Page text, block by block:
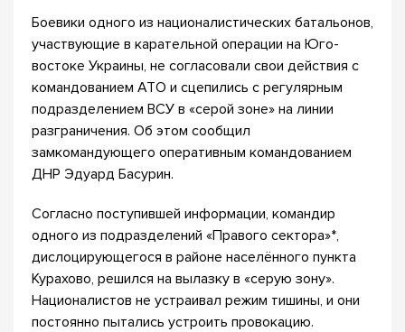
Боевики одного из националистических батальонов,
участвующие в карательной операции на Юго-
востоке Украины, не согласовали свои действия с
командованием АТО и сцепились с регулярным
подразделением ВСУ в «серой зоне» на линии
разграничения. Об этом сообщил
замкомандующего оперативным командованием
ДНР Эдуард Басурин.
Согласно поступившей информации, командир
одного из подразделений «Правого сектора»*,
дислоцирующегося в районе населённого пункта
Курахово, решился на вылазку в «серую зону».
Националистов не устраивал режим тишины, и они
постоянно пытались устроить провокацию.